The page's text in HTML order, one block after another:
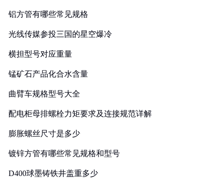
铝方管有哪些常见规格
光线传媒参投三国的星空爆冷
横担型号对应重量
锰矿石产品化合水含量
曲臂车规格型号大全
配电柜母排螺栓力矩要求及连接规范详解
膨胀螺丝尺寸是多少
镀锌方管有哪些常见规格和型号
D400球墨铸铁井盖重多少